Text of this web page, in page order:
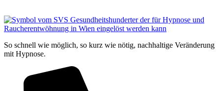
So schnell wie möglich, so kurz wie nötig, nachhaltige Veränderung
mit Hypnose.